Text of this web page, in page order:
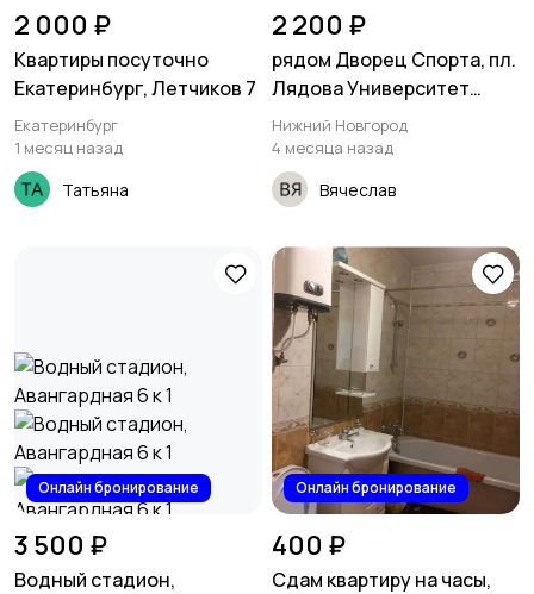
2 000 ₽
Квартиры посуточно
Екатеринбург, Летчиков 7
Екатеринбург
1 месяц назад
Татьяна
2 200 ₽
рядом Дворец Спорта, пл.
Лядова Университет
Лобачевского
Нижний Новгород
4 месяца назад
Вячеслав
Онлайн бронирование
3 500 ₽
Водный стадион,
Онлайн бронирование
400 ₽
Сдам квартиру на часы,